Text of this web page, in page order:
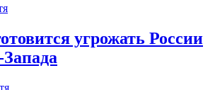
угрожать России